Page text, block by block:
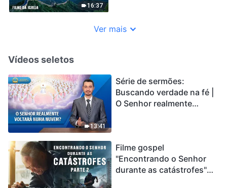
16:37
Ver mais
Vídeos seletos
13:41
Série de sermões:
Buscando verdade na fé |
O Senhor realmente
Filme gospel
"Encontrando o Senhor
durante as catástrofes"